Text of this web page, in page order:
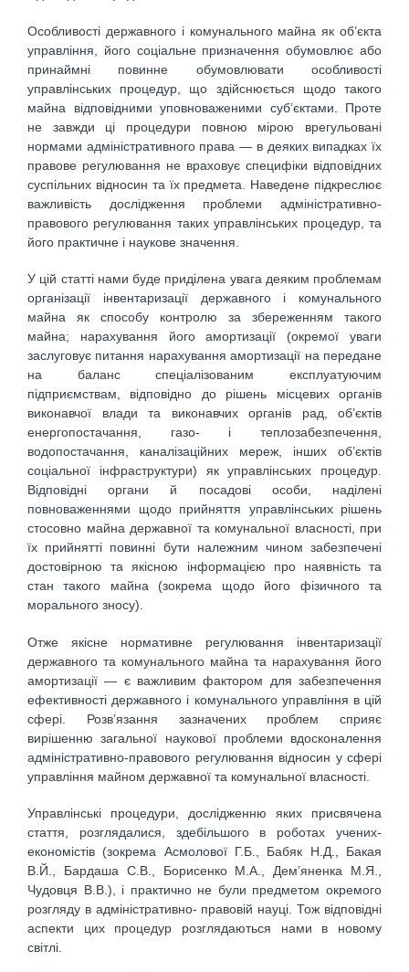
Особливості державного і комунального майна як об’єкта
управління, його соціальне призначення обумовлює або
принаймні повинне обумовлювати особливості
управлінських процедур, що здійснюється щодо такого
майна відповідними уповноваженими суб’єктами. Проте
не завжди ці процедури повною мірою врегульовані
нормами адміністративного права — в деяких випадках їх
правове регулювання не враховує специфіки відповідних
суспільних відносин та їх предмета. Наведене підкреслює
важливість дослідження проблеми адміністративно-
правового регулювання таких управлінських процедур, та
його практичне і наукове значення.
У цій статті нами буде приділена увага деяким проблемам
організації інвентаризації державного і комунального
майна як способу контролю за збереженням такого
майна; нарахування його амортизації (окремої уваги
заслуговує питання нарахування амортизації на передане
на баланс спеціалізованим експлуатуючим
підприємствам, відповідно до рішень місцевих органів
виконавчої влади та виконавчих органів рад, об’єктів
енергопостачання, газо- і теплозабезпечення,
водопостачання, каналізаційних мереж, інших об’єктів
соціальної інфраструктури) як управлінських процедур.
Відповідні органи й посадові особи, наділені
повноваженнями щодо прийняття управлінських рішень
стосовно майна державної та комунальної власності, при
їх прийнятті повинні бути належним чином забезпечені
достовірною та якісною інформацією про наявність та
стан такого майна (зокрема щодо його фізичного та
морального зносу).
Отже якісне нормативне регулювання інвентаризації
державного та комунального майна та нарахування його
амортизації — є важливим фактором для забезпечення
ефективності державного і комунального управління в цій
сфері. Розв’язання зазначених проблем сприяє
вирішенню загальної наукової проблеми вдосконалення
адміністративно-правового регулювання відносин у сфері
управління майном державної та комунальної власності.
Управлінські процедури, дослідженню яких присвячена
стаття, розглядалися, здебільшого в роботах учених-
економістів (зокрема Асмолової Г.Б., Бабяк Н.Д., Бакая
В.Й., Бардаша С.В., Борисенко М.А., Дем’яненка М.Я.,
Чудовця В.В.), і практично не були предметом окремого
розгляду в адміністративно- правовій науці. Тож відповідні
аспекти цих процедур розглядаються нами в новому
світлі.